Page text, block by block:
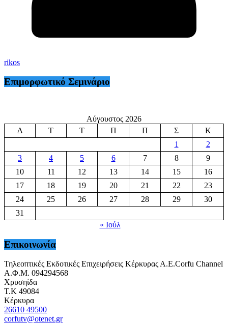
rikos
Επιμορφωτικό Σεμινάριο
Αύγουστος 2026
Δ
Τ Τ Π Π Σ
Κ
1
2
3
4 5 6 7 8
9
10
11 12 13 14 15
16
17
18 19 20 21 22
23
24
25 26 27 28 29
30
31
« Ιούλ
Επικοινωνία
Τηλεοπτικές Εκδοτικές Επιχειρήσεις Κέρκυρας Α.Ε.Corfu Channel
Α.Φ.Μ. 094294568
Χρυσηίδα
Τ.Κ 49084
Κέρκυρα
26610 49500
corfutv@otenet.gr